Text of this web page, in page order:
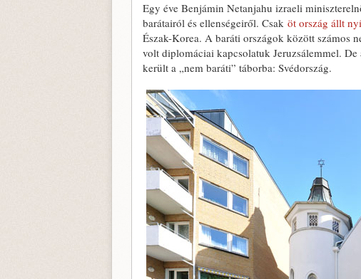
Egy éve Benjámin Netanjahu izraeli
barátairól és ellenségeiről. Csak öt ország állt
Észak-Korea. A baráti országok között számos
volt diplomáciai kapcsolatuk Jeruzsálemmel.
került a „nem baráti” táborba: Svédország.